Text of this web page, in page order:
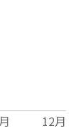
月 12月